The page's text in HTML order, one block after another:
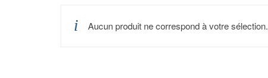
Aucun produit ne correspond à votre sélection.